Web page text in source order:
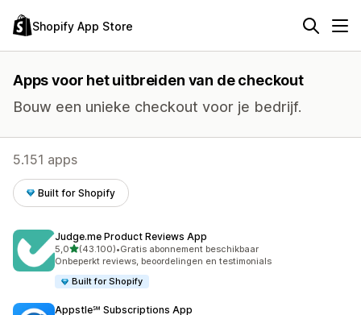
Shopify App Store
Apps voor het uitbreiden van de checkout
Bouw een unieke checkout voor je bedrijf.
5.151 apps
Built for Shopify
Judge.me Product Reviews App
5,0van 5 sterren
(43.100)
43100 recensies in totaal
•Gratis abonnement beschikbaar
Onbeperkt reviews, beoordelingen en testimonials
Built for Shopify
Appstle℠ Subscriptions App